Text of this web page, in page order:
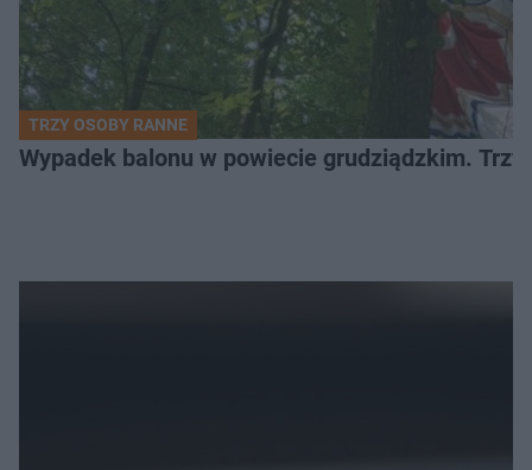
TRZY OSOBY RANNE
Wypadek balonu w powiecie grudziądzkim.